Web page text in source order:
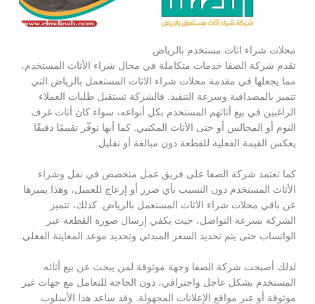
محلات شراء اثاث مستخدم بالرياض
تقدم شركة الصفا خدمات متكاملة في مجال شراء الأثاث المستخدم،
مما يجعلها في مقدمة محلات شراء الاثاث المستعمل بالرياض التي
تتميز بالمصداقية وسرعة التنفيذ. فالشركة تستقبل طلبات العملاء
الراغبين في بيع أثاثهم المستخدم بكل أنواعه، سواء كان أثاث غرف
النوم أو المجالس أو حتى الأثاث المكتبي. كما أنها توفّر تقييمًا دقيقًا
يعكس القيمة الفعلية للقطعة دون مبالغة أو تقليل.
كما تعتمد شركة الصفا على فريق عمل متخصص في نقل وشراء
الأثاث المستخدم دون التسبب بأي ضرر أو إزعاج للعميل، وهذا يميزها
عن باقي محلات شراء الاثاث المستعمل بالرياض. كذلك، تتميز
الشركة بسرعة التواصل، حيث يكفي إرسال صورة القطعة عبر
الواتساب حتى يتم تحديد السعر المبدئي وتحديد موعد المعاينة الفعلي.
لذلك أصبحت شركة الصفا وجهة موثوقة لمن يبحث عن بيع أثاثه
المستخدم بشكل عاجل واحترافي، دون الحاجة للتعامل مع جهات غير
موثوقة أو عبر مواقع الإعلانات المجهولة. وقد ساعد هذا الأسلوب